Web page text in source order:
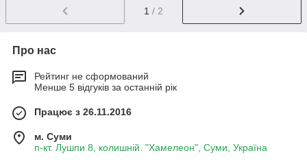
1 / 2
Про нас
Рейтинг не сформований
Менше 5 відгуків за останній рік
Працює з 26.11.2016
м. Суми
п-кт. Лушпи 8, колишній. "Хамелеон", Суми, Україна